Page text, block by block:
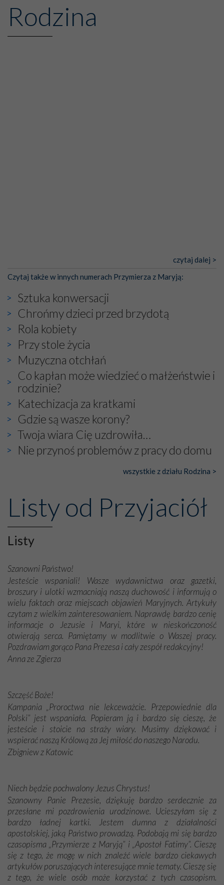
Rodzina
czytaj dalej >
Czytaj także w innych numerach Przymierza z Maryją:
Sztuka konwersacji
Chrońmy dzieci przed brzydotą
Rola kobiety
Przy stole życia
Muzyczna otchłań
Co kapłan może wiedzieć o małżeństwie i
rodzinie?
Katechizacja za kratkami
Gdzie są wasze korony?
Twoja wiara Cię uzdrowiła…
Nie przynoś problemów z pracy do domu
wszystkie z działu Rodzina >
Listy od Przyjaciół
Listy
Szanowni Państwo!
Jesteście wspaniali! Wasze wydawnictwa oraz gazetki,
broszury i ulotki wzmacniają naszą duchowość i informują o
wielu faktach oraz miejscach objawień Maryjnych. Artykuły
czytam z wielkim zainteresowaniem. Naprawdę bardzo cenię
informacje o Jezusie i Maryi, które w nieskończoność
otwierają serca. Pamiętamy w modlitwie o Waszej pracy.
Pozdrawiam gorąco Pana Prezesa i cały zespół redakcyjny!
Anna ze Zgierza
Szczęść Boże!
Kampania „Proroctwa nie lekceważcie. Przepowiednie dla
Polski” jest wspaniała. Popieram ją i bardzo się cieszę, że
jesteście i stoicie na straży wiary. Musimy dziękować i
wspierać naszą Królową za Jej miłość do naszego Narodu.
Zbigniew z Katowic
Niech będzie pochwalony Jezus Chrystus!
Szanowny Panie Prezesie, dziękuję bardzo serdecznie za
przesłane mi pozdrowienia urodzinowe. Ucieszyłam się z
bardzo ładnej kartki. Jestem dumna z działalności
apostolskiej, jaką Państwo prowadzą. Podobają mi się bardzo
czasopisma „Przymierze z Maryją” i „Apostoł Fatimy”. Cieszę
się z tego, że mogę w nich znaleźć wiele bardzo ciekawych
artykułów poruszających interesujące mnie tematy. Cieszę się
z tego, że wiele osób może korzystać z tych czasopism.